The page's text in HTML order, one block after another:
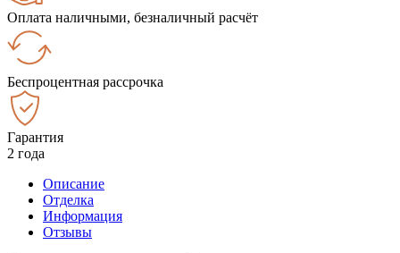
Оплата наличными, безналичный расчёт
Беспроцентная рассрочка
Гарантия
2 года
Описание
Отделка
Информация
Отзывы